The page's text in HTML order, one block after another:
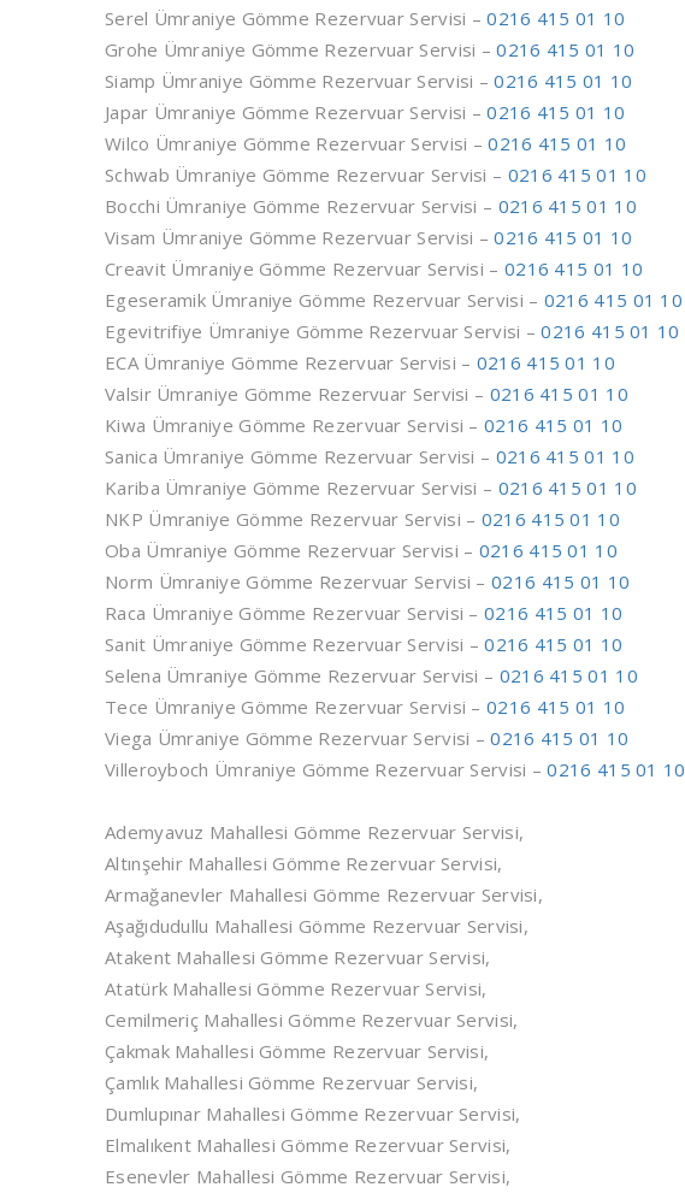
Serel Ümraniye Gömme Rezervuar Servisi –0216 415 01 10
Grohe Ümraniye Gömme Rezervuar Servisi –0216 415 01 10
Siamp Ümraniye Gömme Rezervuar Servisi –0216 415 01 10
Japar Ümraniye Gömme Rezervuar Servisi –0216 415 01 10
Wilco Ümraniye Gömme Rezervuar Servisi –0216 415 01 10
Schwab Ümraniye Gömme Rezervuar Servisi – 0216 415 01 10
Bocchi Ümraniye Gömme Rezervuar Servisi – 0216 415 01 10
Visam Ümraniye Gömme Rezervuar Servisi –0216 415 01 10
Creavit Ümraniye Gömme Rezervuar Servisi – 0216 415 01 10
Egeseramik Ümraniye Gömme Rezervuar Servisi – 0216 415 01 10
Egevitrifiye Ümraniye Gömme Rezervuar Servisi –0216 415 01 10
ECA Ümraniye Gömme Rezervuar Servisi – 0216 415 01 10
Valsir Ümraniye Gömme Rezervuar Servisi – 0216 415 01 10
Kiwa Ümraniye Gömme Rezervuar Servisi – 0216 415 01 10
Sanica Ümraniye Gömme Rezervuar Servisi – 0216 415 01 10
Kariba Ümraniye Gömme Rezervuar Servisi – 0216 415 01 10
NKP Ümraniye Gömme Rezervuar Servisi – 0216 415 01 10
Oba Ümraniye Gömme Rezervuar Servisi – 0216 415 01 10
Norm Ümraniye Gömme Rezervuar Servisi – 0216 415 01 10
Raca Ümraniye Gömme Rezervuar Servisi – 0216 415 01 10
Sanit Ümraniye Gömme Rezervuar Servisi –0216 415 01 10
Selena Ümraniye Gömme Rezervuar Servisi – 0216 415 01 10
Tece Ümraniye Gömme Rezervuar Servisi – 0216 415 01 10
Viega Ümraniye Gömme Rezervuar Servisi –0216 415 01 10
Villeroyboch Ümraniye Gömme Rezervuar Servisi –0216 415 01 10
Ademyavuz Mahallesi Gömme Rezervuar Servisi,
Altınşehir Mahallesi Gömme Rezervuar Servisi,
Armağanevler Mahallesi Gömme Rezervuar Servisi,
Aşağıdudullu Mahallesi Gömme Rezervuar Servisi,
Atakent Mahallesi Gömme Rezervuar Servisi,
Atatürk Mahallesi Gömme Rezervuar Servisi,
Cemilmeriç Mahallesi Gömme Rezervuar Servisi,
Çakmak Mahallesi Gömme Rezervuar Servisi,
Çamlık Mahallesi Gömme Rezervuar Servisi,
Dumlupınar Mahallesi Gömme Rezervuar Servisi,
Elmalıkent Mahallesi Gömme Rezervuar Servisi,
Esenevler Mahallesi Gömme Rezervuar Servisi,